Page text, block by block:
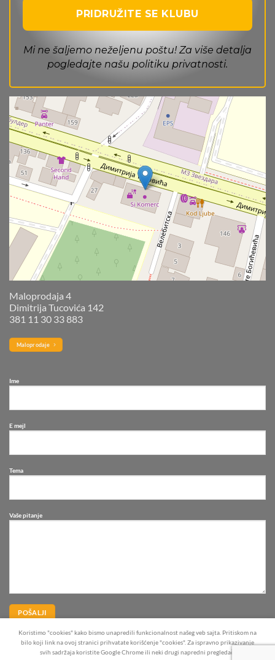
Mi ne šaljemo neželjenu poštu! Za više detalja
pogledajte našu politiku privatnosti.
Maloprodaja 4
Dimitrija Tucovića 142
381 11 30 33 883
Maloprodaje
Ime
E mejl
Tema
Vaše pitanje
Koristimo "cookies" kako bismo unapredili funkcionalnost našeg veb sajta. Pritiskom na
bilo koji link na ovoj stranici prihvatate korišćenje "cookies". Za ispravno prikazivanje
svih sadržaja koristite Google Chrome ili neki drugi napredni pregledač.